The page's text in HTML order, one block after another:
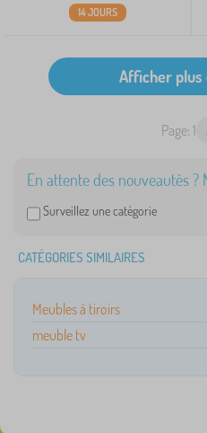
14 JOURS
Page: 1
En attente des nouveautés ?
Surveillez une catégorie
CATÉGORIES SIMILAIRES
Meubles à tiroirs
meuble tv